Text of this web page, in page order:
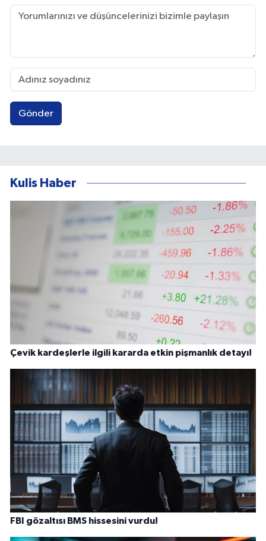
Gönder
Kulis Haber
Çevik kardeşlerle ilgili kararda etkin pişmanlık detayı!
FBI gözaltısı BMS hissesini vurdu!